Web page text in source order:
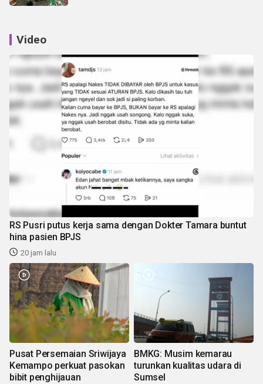
Video
RS Pusri putus kerja sama dengan Dokter Tamara buntut
hina pasien BPJS
20 jam lalu
Pusat Persemaian Sriwijaya
Kemampo perkuat pasokan
bibit penghijauan
BMKG: Musim kemarau
turunkan kualitas udara di
Sumsel